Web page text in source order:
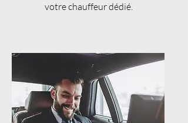
votre chauffeur dédié.